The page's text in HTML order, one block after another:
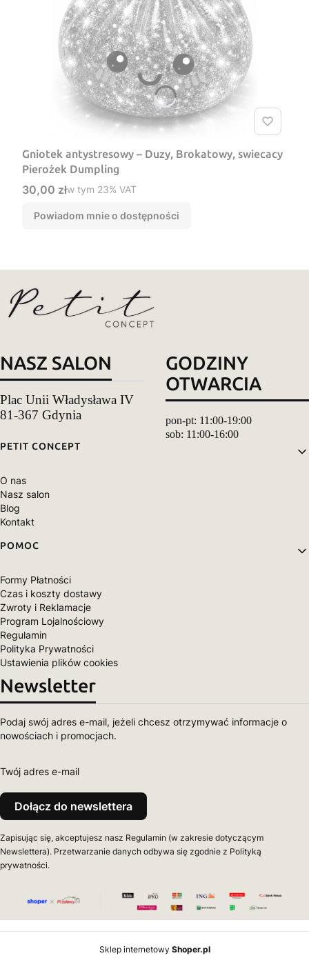
Gniotek antystresowy – Duzy, Brokatowy, swiecacy
Pierożek Dumpling
Cena brutto
30,00 złw tym %s VAT
w tym 23% VAT
Powiadom mnie o dostępności
NASZ SALON
Plac Unii Władysława IV
81-367 Gdynia
GODZINY
OTWARCIA
pon-pt: 11:00-19:00
sob: 11:00-16:00
Linki w stopce
PETIT CONCEPT
O nas
Nasz salon
Blog
Kontakt
POMOC
Formy Płatności
Czas i koszty dostawy
Zwroty i Reklamacje
Program Lojalnościowy
Regulamin
Polityka Prywatności
Ustawienia plików cookies
Newsletter
Podaj swój adres e-mail, jeżeli chcesz otrzymywać informacje o
nowościach i promocjach.
Twój adres e-mail
Dołącz do newslettera
Zapisując się, akceptujesz nasz Regulamin (w zakresie dotyczącym
Newslettera). Przetwarzanie danych odbywa się zgodnie z Polityką
prywatności.
Sklep internetowy Shoper.pl